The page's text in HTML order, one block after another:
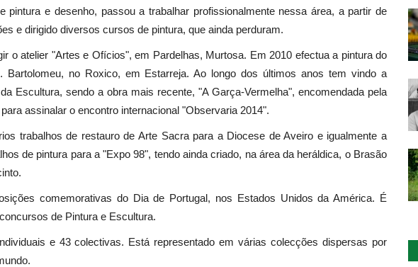
pintura e desenho, passou a trabalhar profissionalmente nessa área, a partir de
e dirigido diversos cursos de pintura, que ainda perduram.
o atelier "Artes e Ofícios", em Pardelhas, Murtosa. Em 2010 efectua a pintura do
Bartolomeu, no Roxico, em Estarreja. Ao longo dos últimos anos tem vindo a
Escultura, sendo a obra mais recente, "A Garça-Vermelha", encomendada pela
assinalar o encontro internacional "Observaria 2014".
trabalhos de restauro de Arte Sacra para a Diocese de Aveiro e igualmente a
de pintura para a "Expo 98", tendo ainda criado, na área da heráldica, o Brasão
comemorativas do Dia de Portugal, nos Estados Unidos da América. É
de Pintura e Escultura.
e 43 colectivas. Está representado em várias colecções dispersas por